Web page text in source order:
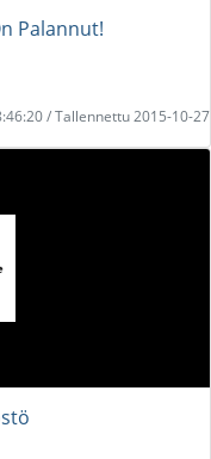
Palannut!
/ Tallennettu 2015-10-27